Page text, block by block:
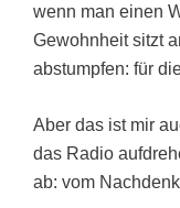
wenn man einen
Gewohnheit sitzt
abstumpfen: für
Aber das ist mir
das Radio
ab: vom